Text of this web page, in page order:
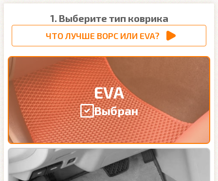
1. Выберите тип коврика
ЧТО ЛУЧШЕ ВОРС ИЛИ EVA?
EVA
Выбран